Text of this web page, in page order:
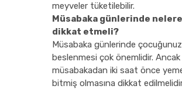
meyveler tüketilebilir.
Müsabaka günlerinde nelere
dikkat etmeli?
Müsabaka günlerinde
beslenmesi çok önemlidir. Ancak
müsabakadan iki saat önce
bitmiş olmasına dikkat